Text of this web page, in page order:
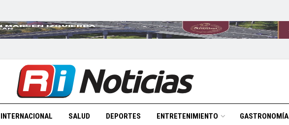
INTERNACIONAL SALUD DEPORTES ENTRETENIMIENTO GASTRONOMÍA